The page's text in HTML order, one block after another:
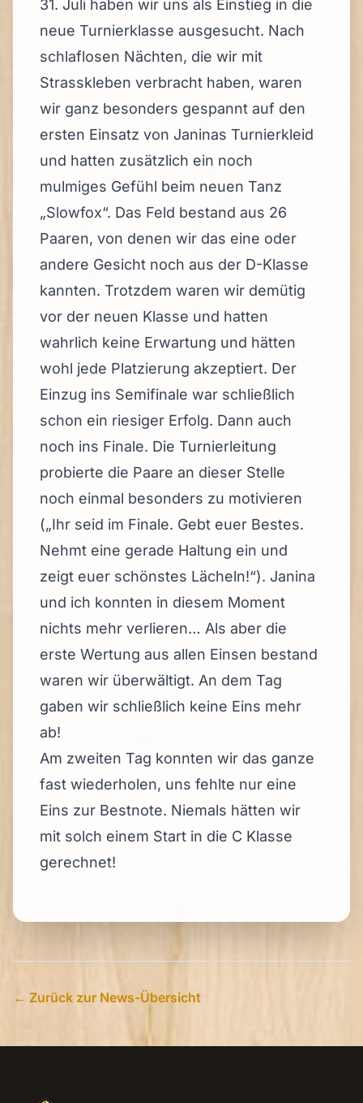
31. Juli haben wir uns als Einstieg in die
neue Turnierklasse ausgesucht. Nach
schlaflosen Nächten, die wir mit
Strasskleben verbracht haben, waren
wir ganz besonders gespannt auf den
ersten Einsatz von Janinas Turnierkleid
und hatten zusätzlich ein noch
mulmiges Gefühl beim neuen Tanz
„Slowfox“. Das Feld bestand aus 26
Paaren, von denen wir das eine oder
andere Gesicht noch aus der D-Klasse
kannten. Trotzdem waren wir demütig
vor der neuen Klasse und hatten
wahrlich keine Erwartung und hätten
wohl jede Platzierung akzeptiert. Der
Einzug ins Semifinale war schließlich
schon ein riesiger Erfolg. Dann auch
noch ins Finale. Die Turnierleitung
probierte die Paare an dieser Stelle
noch einmal besonders zu motivieren
(„Ihr seid im Finale. Gebt euer Bestes.
Nehmt eine gerade Haltung ein und
zeigt euer schönstes Lächeln!“). Janina
und ich konnten in diesem Moment
nichts mehr verlieren… Als aber die
erste Wertung aus allen Einsen bestand
waren wir überwältigt. An dem Tag
gaben wir schließlich keine Eins mehr
ab!
Am zweiten Tag konnten wir das ganze
fast wiederholen, uns fehlte nur eine
Eins zur Bestnote. Niemals hätten wir
mit solch einem Start in die C Klasse
gerechnet!
← Zurück zur News-Übersicht